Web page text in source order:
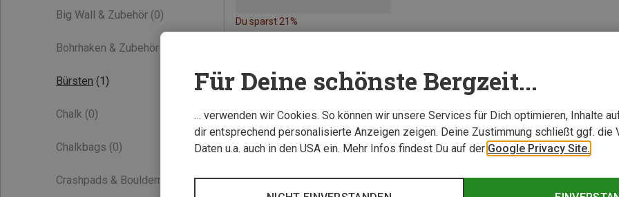
Big Wall & Zubehör (0)
Bohrhaken & Zubehör
Bürsten (1)
Chalk (0)
Chalkbags (0)
Crashpads & Bouldermatten (0)
Du sparst 21%
1 von 1 Artikel
Für Deine schönste Bergzeit...
… verwenden wir Cookies. So können wir unsere Services für Dich optimieren, Inhalte
dir entsprechend personalisierte Anzeigen zeigen. Deine Zustimmung schließt ggf. die
Daten u.a. auch in den USA ein. Mehr Infos findest Du auf der Google Privacy Site.